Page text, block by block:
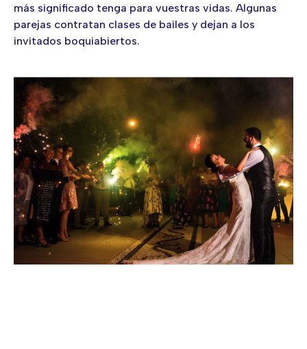
más significado tenga para vuestras vidas. Algunas
parejas contratan clases de bailes y dejan a los
invitados boquiabiertos.